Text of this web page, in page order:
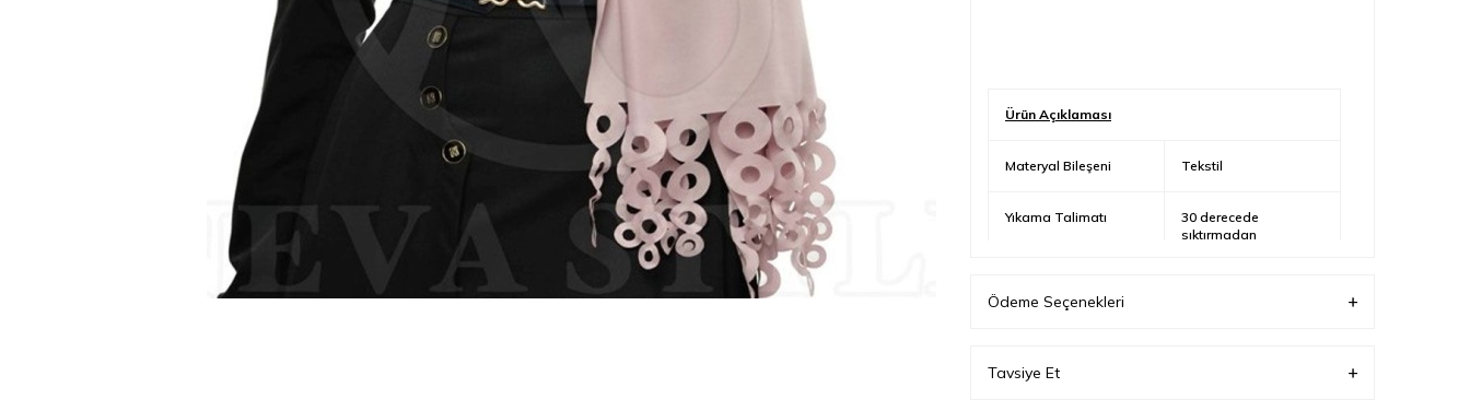
Ürün Açıklaması
Materyal Bileşeni Tekstil
Yıkama Talimatı
30 derecede
sıktırmadan
Üretici Adres Bilgisi
Ödeme Seçenekleri
Tavsiye Et